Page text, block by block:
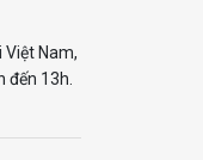
Nam,
đến 13h.